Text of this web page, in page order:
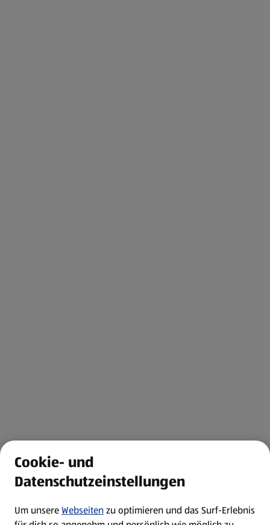
Cookie- und
Datenschutzeinstellungen
Um unsereWebseitenzu optimieren und das Surf-Erlebnis